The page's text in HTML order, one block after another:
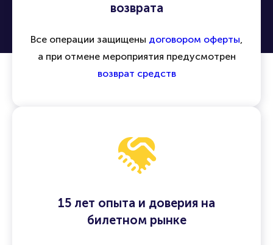
возврата
Все операции защищены договором оферты,
а при отмене мероприятия предусмотрен
возврат средств
15 лет опыта и доверия на
билетном рынке